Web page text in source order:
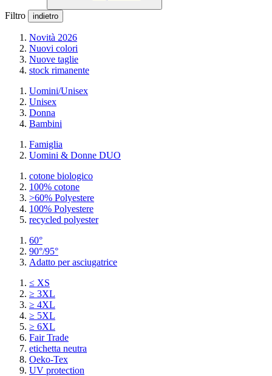
Filtro indietro
Novità 2026
Nuovi colori
Nuove taglie
stock rimanente
Uomini/Unisex
Unisex
Donna
Bambini
Famiglia
Uomini & Donne DUO
cotone biologico
100% cotone
>60% Polyestere
100% Polyestere
recycled polyester
60°
90°/95°
Adatto per asciugatrice
≤ XS
≥ 3XL
≥ 4XL
≥ 5XL
≥ 6XL
Fair Trade
etichetta neutra
Oeko-Tex
UV protection